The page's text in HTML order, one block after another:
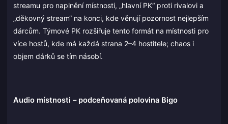
streamu pro naplnění místnosti, „hlavní PK“ proti rivalovi a
„děkovný stream“ na konci, kde věnují pozornost nejlepším
dárcům. Týmové PK rozšiřuje tento formát na místnosti pro
více hostů, kde má každá strana 2–4 hostitele; chaos i
objem dárků se tím násobí.
Audio místnosti – podceňovaná polovina Bigo